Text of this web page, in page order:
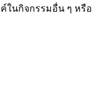
ค์ในกิจกรรมอื่น ๆ หรือ